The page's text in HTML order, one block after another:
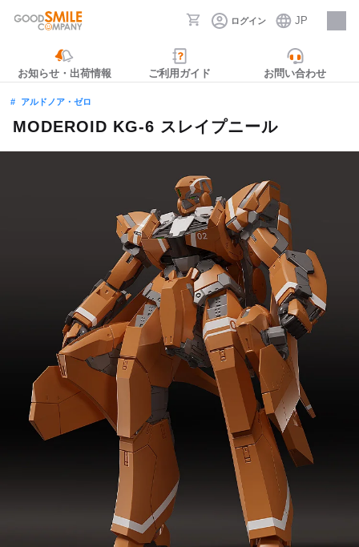
ログイン JP
採用情報
お知らせ・出荷情報 ご利用ガイド お問い合わせ
アルドノア・ゼロ
MODEROID KG-6 スレイプニール